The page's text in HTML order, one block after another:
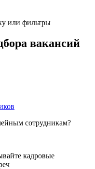
или фильтры
вакансий
сотрудникам?
кадровые